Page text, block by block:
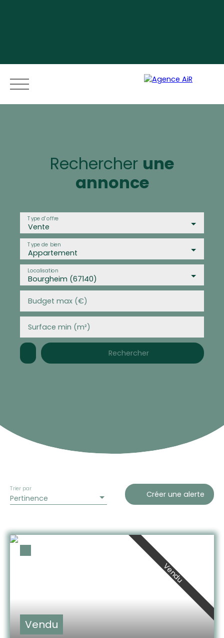
Rechercher une
annonce
Vente
Type d'offre
Appartement
Type de bien
Bourgheim (67140)
Localisation
Budget max (€)
Surface min (m²)
Rechercher
Pertinence
Trier par
Créer une alerte
Vendu
Vendu